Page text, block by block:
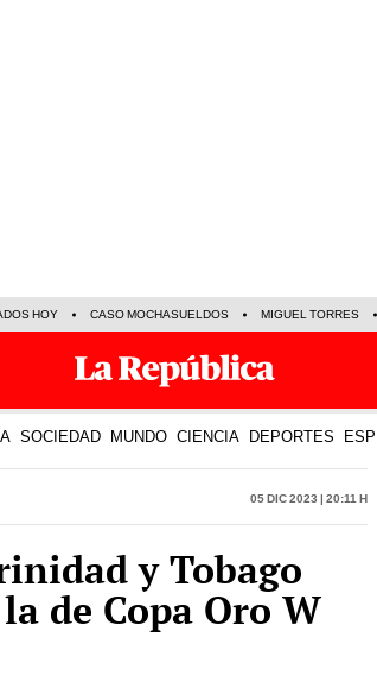
HOY CASO MOCHASUELDOS MIGUEL TORRES
SOCIEDAD MUNDO CIENCIA DEPORTES
05 Dic 2023 | 20:11 h
y Tobago
de Copa Oro W